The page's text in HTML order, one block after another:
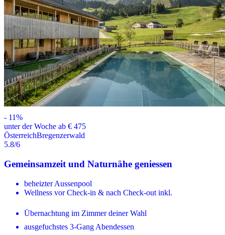
- 11%
unter der Woche ab € 475
ÖsterreichBregenzerwald
5.8/6
Gemeinsamzeit und Naturnähe geniessen
beheizter Aussenpool
Wellness vor Check-in & nach Check-out inkl.
Übernachtung im Zimmer deiner Wahl
ausgefuchstes 3-Gang Abendessen